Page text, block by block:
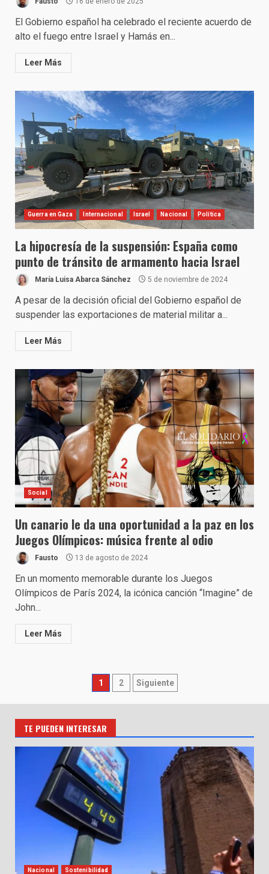
El Gobierno español ha celebrado el reciente acuerdo de
alto el fuego entre Israel y Hamás en...
Leer Más
Guerra en Gaza Internacional Israel Nacional Política
La hipocresía de la suspensión: España como
punto de tránsito de armamento hacia Israel
María Luisa Abarca Sánchez 5 de noviembre de 2024
A pesar de la decisión oficial del Gobierno español de
suspender las exportaciones de material militar a...
Leer Más
Social
Un canario le da una oportunidad a la paz en los
Juegos Olímpicos: música frente al odio
Fausto 13 de agosto de 2024
En un momento memorable durante los Juegos
Olímpicos de París 2024, la icónica canción “Imagine” de
John...
Leer Más
Paginación
de
entradas
1 2 Siguiente
TE PUEDEN INTERESAR
Nacional Sostenibilidad